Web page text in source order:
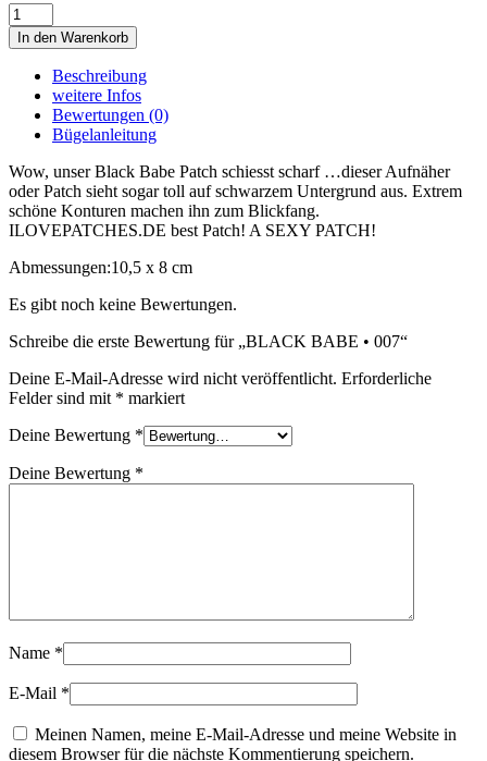
BLACK
BABE
•
Menge
In den Warenkorb
Beschreibung
weitere Infos
Bewertungen (0)
Bügelanleitung
Wow, unser Black Babe Patch schiesst scharf …dieser Aufnäher
oder Patch sieht sogar toll auf schwarzem Untergrund aus. Extrem
schöne Konturen machen ihn zum Blickfang.
ILOVEPATCHES.DE best Patch! A SEXY PATCH!
Abmessungen:10,5 x 8 cm
Es gibt noch keine Bewertungen.
Schreibe die erste Bewertung für „BLACK BABE • 007“
Deine E-Mail-Adresse wird nicht veröffentlicht. Erforderliche
Felder sind mit * markiert
Deine Bewertung *
Deine Bewertung *
Name *
E-Mail *
Meinen Namen, meine E-Mail-Adresse und meine Website in
diesem Browser für die nächste Kommentierung speichern.